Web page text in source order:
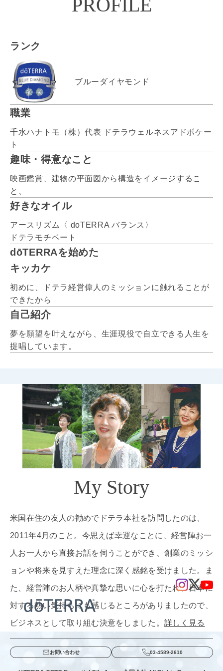
PROFILE
ランク
ブルーダイヤモンド
職業
千水ハナトモ（株）代表 ドテラウェルネスアドボケー
ト
趣味・得意なこと
映画鑑賞、建物の平面図から構造をイメージするこ
と、
好きなオイル
アースリズム〈 doTERRA バランス〉
ドテラモチベート
dōTERRAを始めた
キッカケ
初めに、ドテラ経営偉人のミッションに触れることが
できたから
自己紹介
夢を願望を叶えながら、生涯現役で自立できる人生を
提唱しています。
My Story
米国在住の友人の勧めでドテラ本社を訪問したのは、
2011年4月のこと。今思えば幸運なことに、経営陣お一
人お一人から直接お話を伺うことができ、創業のミッシ
ョンや将来を見すえた理念に深く感銘を受けました。ま
た、経営陣のお人柄や真摯な思いに心を打たれ、日本に
対する熱い気持ちにも感じるところがありましたので、
ビジネスとして取り組む決意をしました。詳しく見る
お問い合わせ 03-4589-2610